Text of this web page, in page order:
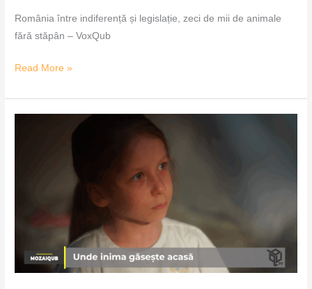
România între indiferență și legislație, zeci de mii de animale
fără stăpân – VoxQub
Read More »